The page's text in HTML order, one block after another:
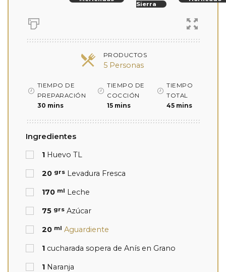
Sierra
PRODUCTOS
5 Personas
TIEMPO DE
PREPARACIÓN
30 mins
TIEMPO DE
COCCIÓN
15 mins
TIEMPO
TOTAL
45 mins
Ingredientes
1 Huevo TL
20 grs Levadura Fresca
170 ml Leche
75 grs Azúcar
20 ml Aguardiente
1 cucharada sopera de Anís en Grano
1 Naranja